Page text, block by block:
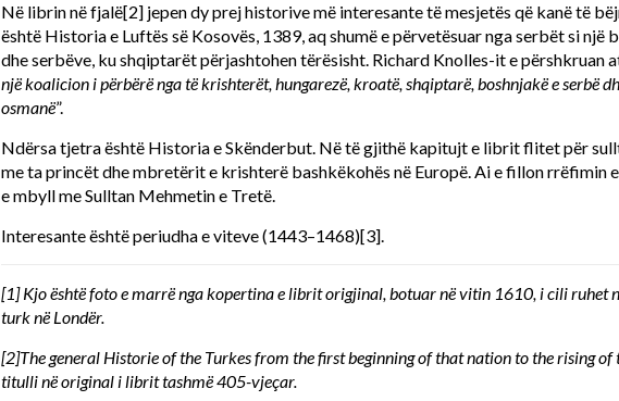
Në librin në fjalë[2]jepen dy prej historive më interesante të mesjetës që kanë të
është Historia e Luftës së Kosovës, 1389, aq shumë e përvetësuar nga serbët si një
dhe serbëve, ku shqiptarët përjashtohen tërësisht. Richard Knolles-it e përshkruan
një koalicion i përbërë nga të krishterët, hungarezë, kroatë, shqiptarë, boshnjakë e serbë
osmanë”.
Ndërsa tjetra është Historia e Skënderbut. Në të gjithë kapitujt e librit flitet për
me ta princët dhe mbretërit e krishterë bashkëkohës në Europë. Ai e fillon rrëfimin
e mbyll me Sulltan Mehmetin e Tretë.
Interesante është periudha e viteve (1443–1468)[3].
[1]Kjo është foto e marrë nga kopertina e librit origjinal, botuar në vitin 1610, i cili ruhet
turk në Londër.
[2]The general Historie of the Turkes from the first beginning of that nation to the rising
titulli në original i librit tashmë 405-vjeçar.